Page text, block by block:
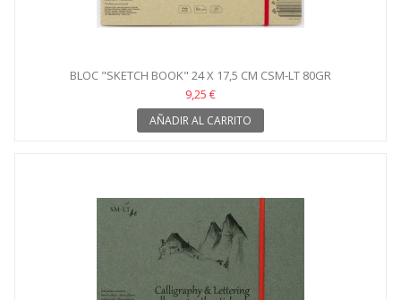
BLOC "SKETCH BOOK" 24 X 17,5 CM CSM-LT 80GR
9,25 €
AÑADIR AL CARRITO